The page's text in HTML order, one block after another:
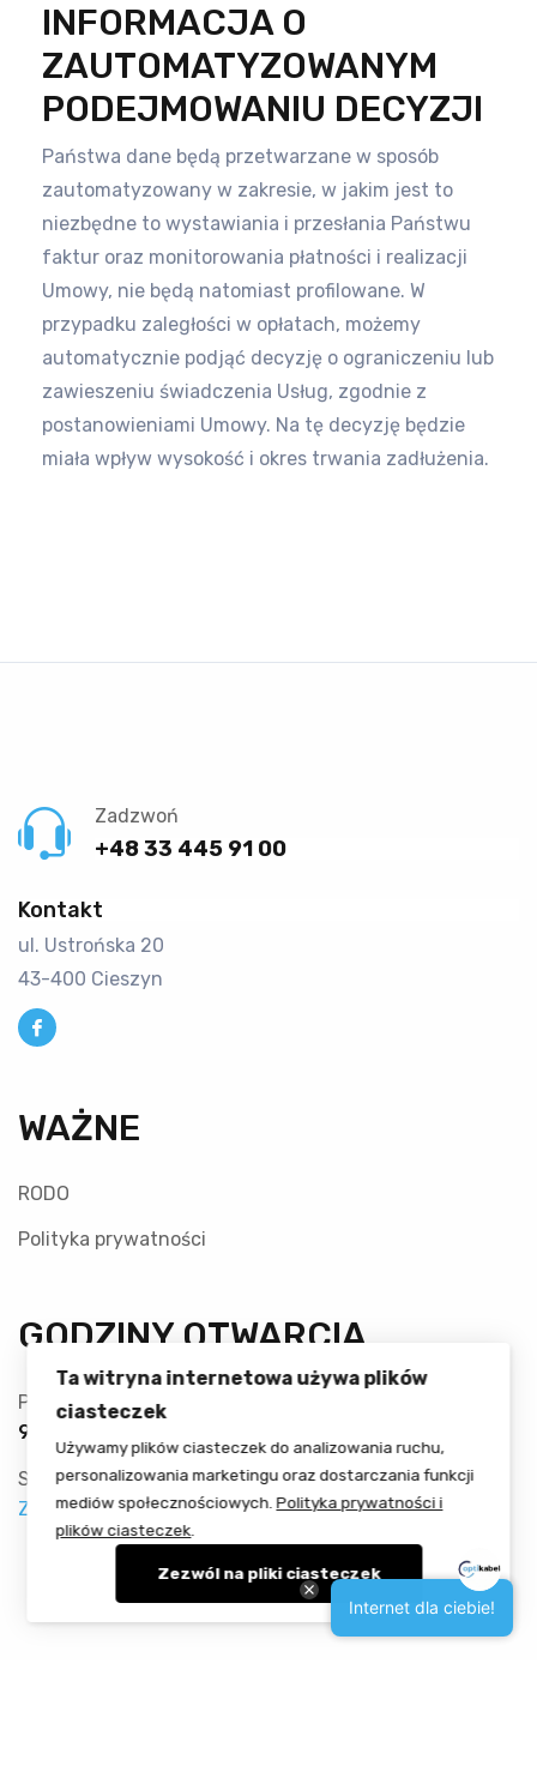
INFORMACJA O
ZAUTOMATYZOWANYM
PODEJMOWANIU DECYZJI
Państwa dane będą przetwarzane w sposób
zautomatyzowany w zakresie, w jakim jest to
niezbędne to wystawiania i przesłania Państwu
faktur oraz monitorowania płatności i realizacji
Umowy, nie będą natomiast profilowane. W
przypadku zaległości w opłatach, możemy
automatycznie podjąć decyzję o ograniczeniu lub
zawieszeniu świadczenia Usług, zgodnie z
postanowieniami Umowy. Na tę decyzję będzie
miała wpływ wysokość i okres trwania zadłużenia.
Zadzwoń
+48 33 445 91 00
Kontakt
ul. Ustrońska 20
43-400 Cieszyn
WAŻNE
RODO
Polityka prywatności
GODZINY OTWARCIA
Poniedziałek - Piątek
9:00 - 16:00
Sobota - Niedziela
Zamknięte
Ta witryna internetowa używa plików
ciasteczek
Używamy plików ciasteczek do analizowania ruchu,
personalizowania marketingu oraz dostarczania funkcji
mediów społecznościowych.Polityka prywatności i
plików ciasteczek
Zezwól na pliki ciasteczek
Internet dla ciebie!